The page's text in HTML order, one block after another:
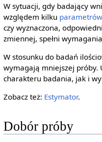
W sytuacji, gdy badający
względem kilku parametrów
czy wyznaczona,
zmiennej, spełni
W stosunku do badań
wymagają mniejszej próby.
charakteru badania, jak i
Zobacz też: Estymator.
Dobór próby